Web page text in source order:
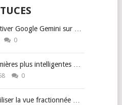
Google Gemini sur …
0
plus intelligentes …
0
la vue fractionnée …